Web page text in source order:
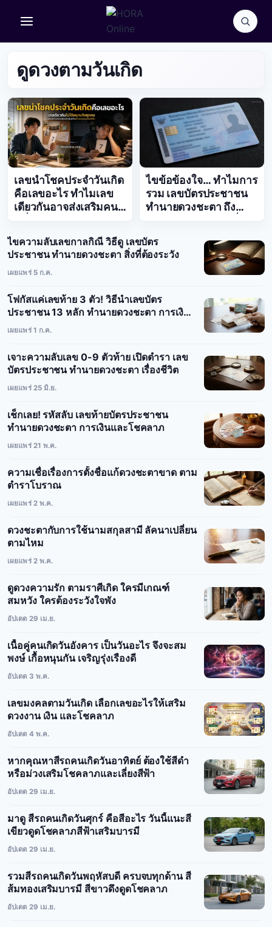
ดูดวงตามวันเกิด
เลขนำโชคประจำวันเกิด
คือเลขอะไร ทำไมเลข
เดียวกันอาจส่งเสริมคน
ไขข้อข้องใจ… ทำไมการ
รวม เลขบัตรประชาชน
ทำนายดวงชะตา ถึง
ไขความลับเลขกาลกิณี วิธีดู เลขบัตร
ประชาชน ทำนายดวงชะตา สิ่งที่ต้องระวัง
เผยแพร่ 5 ก.ค.
โฟกัสแค่เลขท้าย 3 ตัว! วิธีนำเลขบัตร
ประชาชน 13 หลัก ทำนายดวงชะตา การเงิน
และโชคลาภ
เผยแพร่ 1 ก.ค.
เจาะความลับเลข 0-9 ตัวท้าย เปิดตำรา เลข
บัตรประชาชน ทำนายดวงชะตา เรื่องชีวิต
เผยแพร่ 25 มิ.ย.
เช็กเลย! รหัสลับ เลขท้ายบัตรประชาชน
ทำนายดวงชะตา การเงินและโชคลาภ
เผยแพร่ 21 พ.ค.
ความเชื่อเรื่องการตั้งชื่อแก้ดวงชะตาขาด ตาม
ตำราโบราณ
เผยแพร่ 2 พ.ค.
ดวงชะตากับการใช้นามสกุลสามี ลัคนาเปลี่ยน
ตามไหม
เผยแพร่ 2 พ.ค.
ดูดวงความรัก ตามราศีเกิด ใครมีเกณฑ์
สมหวัง ใครต้องระวังใจพัง
อัปเดต 29 เม.ย.
เนื้อคู่คนเกิดวันอังคาร เป็นวันอะไร จึงจะสม
พงษ์ เกื้อหนุนกัน เจริญรุ่งเรืองดี
อัปเดต 3 พ.ค.
เลขมงคลตามวันเกิด เลือกเลขอะไรให้เสริม
ดวงงาน เงิน และโชคลาภ
อัปเดต 4 พ.ค.
หากคุณหาสีรถคนเกิดวันอาทิตย์ ต้องใช้สีดำ
หรือม่วงเสริมโชคลาภและเลี่ยงสีฟ้า
อัปเดต 29 เม.ย.
มาดู สีรถคนเกิดวันศุกร์ คือสีอะไร วันนี้แนะสี
เขียวดูดโชคลาภสีฟ้าเสริมบารมี
อัปเดต 29 เม.ย.
รวมสีรถคนเกิดวันพฤหัสบดี ครบจบทุกด้าน สี
ส้มทองเสริมบารมี สีขาวดึงดูดโชคลาภ
อัปเดต 29 เม.ย.